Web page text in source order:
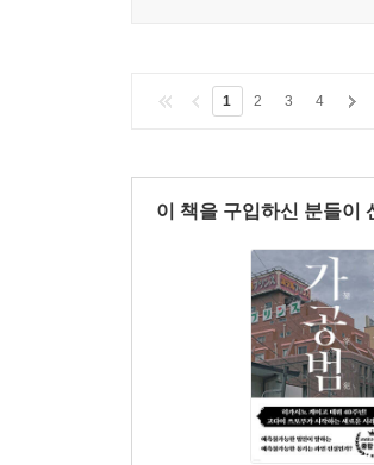
1 2 3 4
이 책을 구입하신 분들이